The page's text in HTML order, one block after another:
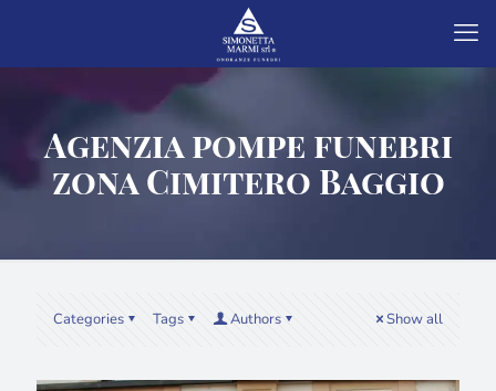
Agenzia pompe funebri
zona Cimitero Baggio
Categories Tags Authors Show all